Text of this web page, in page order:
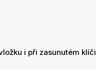
i při zasunutém klíči